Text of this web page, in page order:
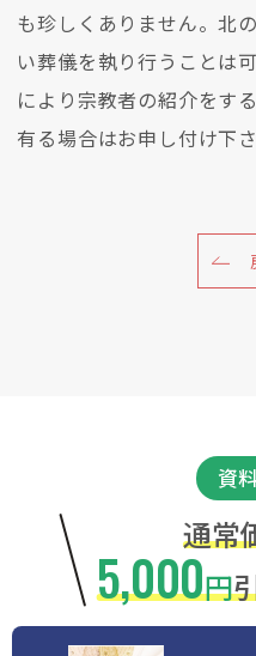
も珍しくありません。北
い葬儀を執り行うことは
により宗教者の紹介をす
有る場合はお申し付け下さ
資
通常
5,000円